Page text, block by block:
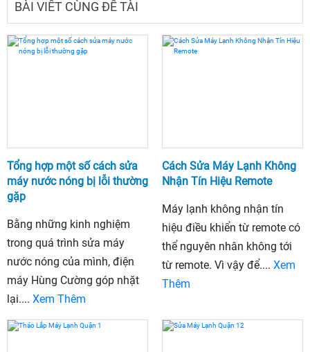
BÀI VIẾT CÙNG ĐỀ TÀI
Tổng hợp một số cách sửa
máy nước nóng bị lỗi thường
gặp
Bằng những kinh nghiệm
trong quá trình sửa máy
nước nóng của mình, điện
máy Hùng Cường góp nhặt
lại.... Xem Thêm
Cách Sửa Máy Lạnh Không
Nhận Tín Hiệu Remote
Máy lạnh không nhận tín
hiệu điều khiển từ remote có
thể nguyên nhân không tới
từ remote. Vì vậy để.... Xem
Thêm